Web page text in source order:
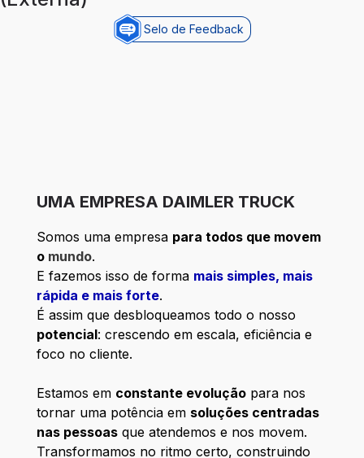
Selo de Feedback
UMA EMPRESA DAIMLER TRUCK
Somos uma empresa para todos que movem
o mundo.
E fazemos isso de forma mais simples, mais
rápida e mais forte.
É assim que desbloqueamos todo o nosso
potencial: crescendo em escala, eficiência e
foco no cliente.
Estamos em constante evoluçãopara nos
tornar uma potência em soluções centradas
nas pessoasque atendemos e nos movem.
Transformamos no ritmo certo, construindo